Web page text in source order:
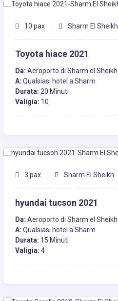
10 pax Sharm El Sheikh
Toyota hiace 2021
Da: Aeroporto di Sharm el Sheikh
A: Qualsiasi hotel a Sharm
Durata: 20 Minuti
Valigia: 10
3 pax Sharm El Sheikh
hyundai tucson 2021
Da: Aeroporto di Sharm el Sheikh
A: Qualsiasi hotel a Sharm
Durata: 15 Minuti
Valigia: 4